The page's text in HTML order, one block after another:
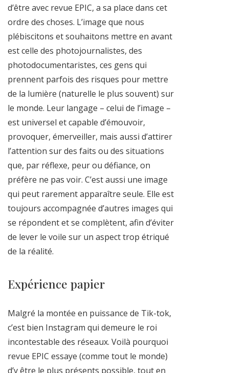
d’être avec revue EPIC, a sa place dans cet
ordre des choses. L’image que nous
plébiscitons et souhaitons mettre en avant
est celle des photojournalistes, des
photodocumentaristes, ces gens qui
prennent parfois des risques pour mettre
de la lumière (naturelle le plus souvent) sur
le monde. Leur langage – celui de l’image –
est universel et capable d’émouvoir,
provoquer, émerveiller, mais aussi d’attirer
l’attention sur des faits ou des situations
que, par réflexe, peur ou défiance, on
préfère ne pas voir. C’est aussi une image
qui peut rarement apparaître seule. Elle est
toujours accompagnée d’autres images qui
se répondent et se complètent, afin d’éviter
de lever le voile sur un aspect trop étriqué
de la réalité.
Expérience papier
Malgré la montée en puissance de Tik-tok,
c’est bien Instagram qui demeure le roi
incontestable des réseaux. Voilà pourquoi
revue EPIC essaye (comme tout le monde)
d’y être le plus présents possible, tout en